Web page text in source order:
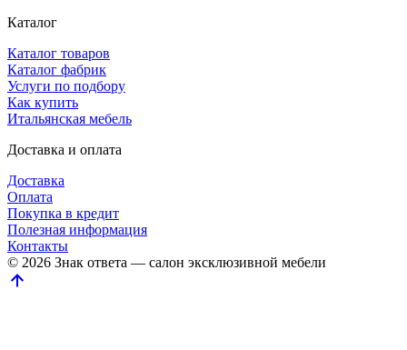
Каталог
Каталог товаров
Каталог фабрик
Услуги по подбору
Как купить
Итальянская мебель
Доставка и оплата
Доставка
Оплата
Покупка в кредит
Полезная информация
Контакты
© 2026 Знак ответа — салон эксклюзивной мебели